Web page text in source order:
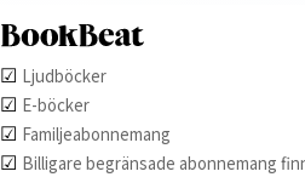
☑︎ Ljudböcker
☑︎ E-böcker
☑︎ Familjeabonnemang
☑︎ Billigare begränsade abonnemang